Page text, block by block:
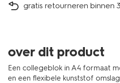
gratis retourneren binnen
over dit product
Een collegeblok in A4 formaat
en een flexibele kunststof